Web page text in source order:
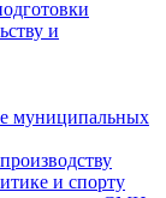
и
муниципальных
и спорту